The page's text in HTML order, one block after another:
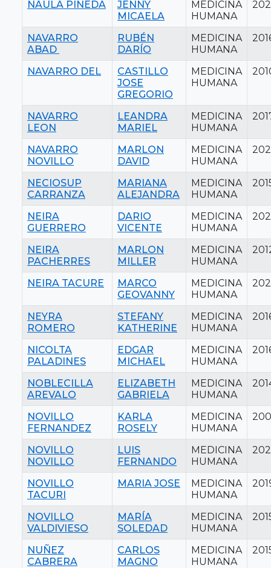
NAULA PINEDA
JENNY
MICAELA
MEDICINA
HUMANA
NAVARRO
ABAD
RUBÉN
DARÍO
MEDICINA
HUMANA
NAVARRO DEL
CASTILLO
JOSE
GREGORIO
MEDICINA
HUMANA
NAVARRO
LEON
LEANDRA
MARIEL
MEDICINA
HUMANA
NAVARRO
NOVILLO
MARLON
DAVID
MEDICINA
HUMANA
NECIOSUP
CARRANZA
MARIANA
ALEJANDRA
MEDICINA
HUMANA
NEIRA
GUERRERO
DARIO
VICENTE
MEDICINA
HUMANA
NEIRA
PACHERRES
MARLON
MILLER
MEDICINA
HUMANA
NEIRA TACURE
MARCO
GEOVANNY
MEDICINA
HUMANA
NEYRA
ROMERO
STEFANY
KATHERINE
MEDICINA
HUMANA
NICOLTA
PALADINES
EDGAR
MICHAEL
MEDICINA
HUMANA
NOBLECILLA
AREVALO
ELIZABETH
GABRIELA
MEDICINA
HUMANA
NOVILLO
FERNANDEZ
KARLA
ROSELY
MEDICINA
HUMANA
NOVILLO
NOVILLO
LUIS
FERNANDO
MEDICINA
HUMANA
NOVILLO
TACURI
MARIA JOSE
MEDICINA
HUMANA
NOVILLO
VALDIVIESO
MARÍA
SOLEDAD
MEDICINA
HUMANA
NUÑEZ
CABRERA
CARLOS
MAGNO
MEDICINA
HUMANA